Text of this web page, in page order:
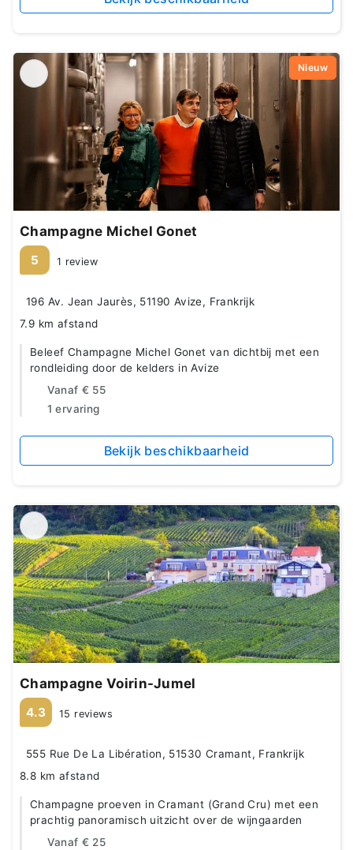
Nieuw
Champagne Michel Gonet
5 1 review
196 Av. Jean Jaurès, 51190 Avize, Frankrijk
7.9 km afstand
Beleef Champagne Michel Gonet van dichtbij met een
rondleiding door de kelders in Avize
Vanaf € 55
1 ervaring
Bekijk beschikbaarheid
Champagne Voirin-Jumel
4.3 15 reviews
555 Rue De La Libération, 51530 Cramant, Frankrijk
8.8 km afstand
Champagne proeven in Cramant (Grand Cru) met een
prachtig panoramisch uitzicht over de wijngaarden
Vanaf € 25